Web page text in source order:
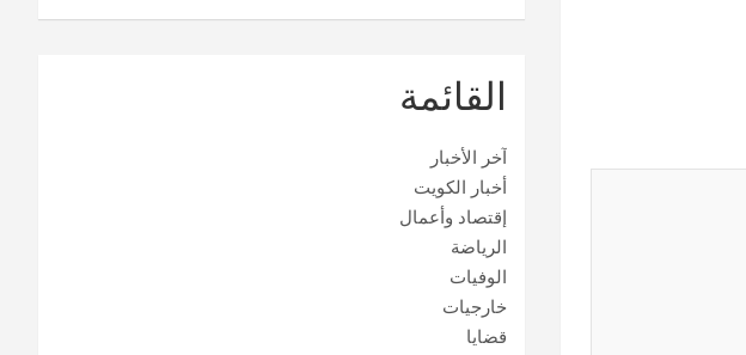
القائمة
آخر الأخبار
أخبار الكويت
إقتصاد وأعمال
الرياضة
الوفيات
خارجيات
قضايا